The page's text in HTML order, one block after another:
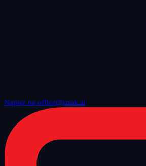
Napisz na office@snok.ai